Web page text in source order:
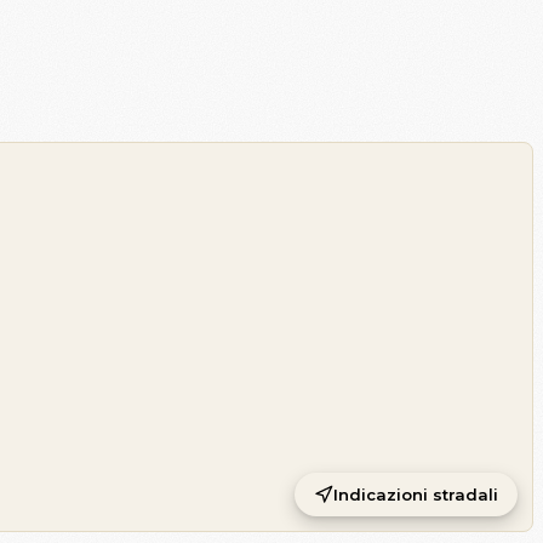
Indicazioni stradali